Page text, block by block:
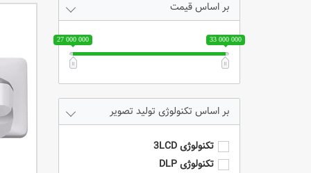
بر اساس قیمت
27 000 000 33 000 000
تکنولوژی تولید تصویر
تکنولوژی 3LCD
تکنولوژی DLP